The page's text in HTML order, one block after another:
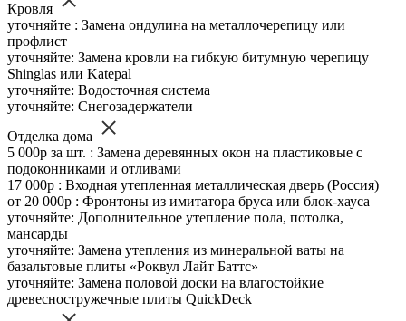
Кровля
уточняйте : Замена ондулина на металлочерепицу или
профлист
уточняйте: Замена кровли на гибкую битумную черепицу
Shinglas или Katepal
уточняйте: Водосточная система
уточняйте: Снегозадержатели
Отделка дома
5 000р за шт. : Замена деревянных окон на пластиковые с
подоконниками и отливами
17 000р : Входная утепленная металлическая дверь (Россия)
от 20 000р : Фронтоны из имитатора бруса или блок-хауса
уточняйте: Дополнительное утепление пола, потолка,
мансарды
уточняйте: Замена утепления из минеральной ваты на
базальтовые плиты «Роквул Лайт Баттс»
уточняйте: Замена половой доски на влагостойкие
древесностружечные плиты QuickDeck